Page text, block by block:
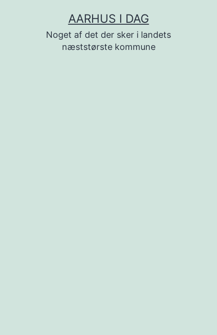
AARHUS I DAG
Noget af det der sker i landets
næststørste kommune